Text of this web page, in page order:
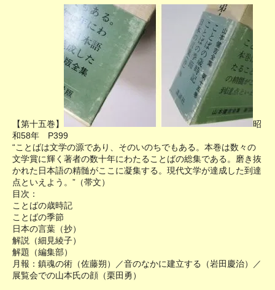
【第十五巻】
昭
和58年 P399
“ことばは文学の源であり、そのいのちでもある。本巻は数々の
文学賞に輝く著者の数十年にわたることばの総集である。磨き抜
かれた日本語の精髄がここに凝集する。現代文学が達成した到達
点といえよう。”（帯文）
目次：
ことばの歳時記
ことばの季節
日本の言葉（抄）
解説（細見綾子）
解題（編集部）
月報：鎮魂の術（佐藤朔）／音のなかに建立する（岩田慶治）／
展覧会での山本氏の顔（栗田勇）